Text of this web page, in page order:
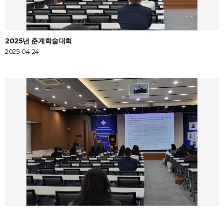
2025년 춘계학술대회
2025-04-24